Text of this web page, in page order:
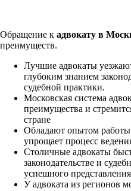
Обращение к адвокату в
преимуществ.
Лучшие адвокаты
глубоким знанием
судебной практики.
Московская система
преимущества и
стране
Обладают опытом работы
упрощает процесс
Столичные адвокаты
законодательстве и
успешного
У адвоката из регионов